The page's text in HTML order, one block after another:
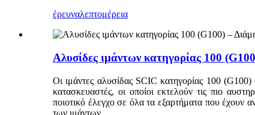
έρευναλεπτομέρεια
Αλυσίδες ιμάντων κατηγορίας 100
Οι ιμάντες αλυσίδας SCIC κατηγορίας 100
κατασκευαστές, οι οποίοι εκτελούν τις πιο
ποιοτικό έλεγχο σε όλα τα εξαρτήματα που έχουν
των ιμάντων.